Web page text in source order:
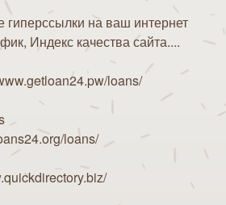
гиперссылки на ваш интернет
Индекс качества сайта....
loans/
loans/